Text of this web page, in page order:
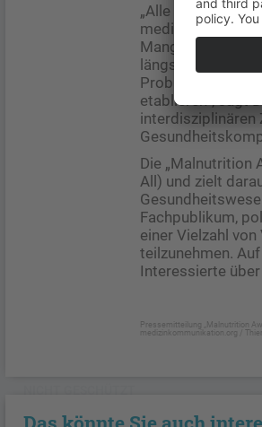
„Alle Menschen
medizinischen
längst Zeit,
Problem der
etablieren“, sagt
interdisziplinären
Die „Malnutrition
All) und zielt
Fachpublikum,
einer Vielzahl
teilzunehmen.
Interessierte
Pressemitteilung „Malnutrition
medizinkommunikation.org /